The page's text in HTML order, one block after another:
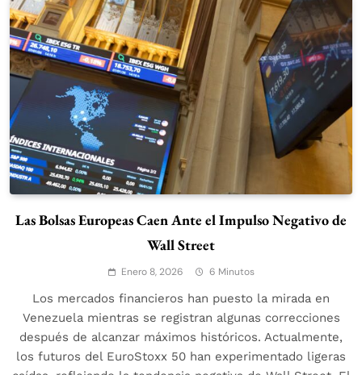
Las Bolsas Europeas Caen Ante el Impulso Negativo de
Wall Street
Enero 8, 2026 6 Minutos
Los mercados financieros han puesto la mirada en
Venezuela mientras se registran algunas correcciones
después de alcanzar máximos históricos. Actualmente,
los futuros del EuroStoxx 50 han experimentado ligeras